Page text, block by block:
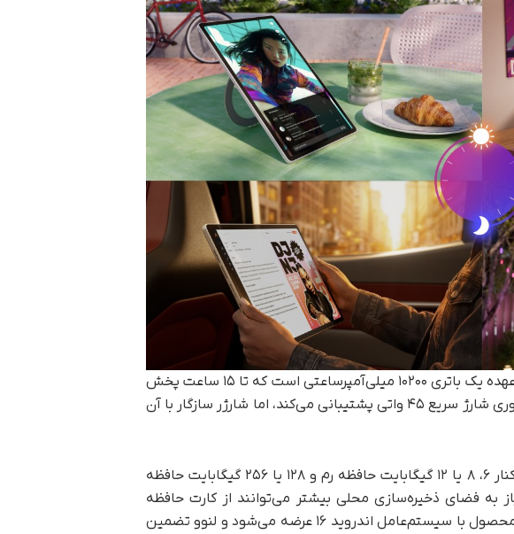
، تامین انرژی این سخت‌افزار بر عهده یک باتری ۱۰۲۰۰ میلی‌آمپرساعتی است که تا ۱۵ ساعت پخش
مداوم ویدیو در یوتیوب دوام می‌آورد. این تبلت از فناوری شارژ سریع ۴۵ واتی پشتیبانی می‌کند، اما شارژر سازگار با آن
لنوو در بخش پردازشی از تراشه دایمنسیتی ۷۴۰۰ در کنار ۶، ۸ یا ۱۲ گیگابایت حافظه رم و ۱۲۸ یا ۲۵۶ گیگابایت حافظه
به فضای ذخیره‌سازی محلی بیشتر می‌توانند از کارت حافظه
میکرو اس‌دی تا ظرفیت ۲ ترابایت استفاده کنند. این محصول با سیستم‌عامل اندروید ۱۶ عرضه می‌شود و لنوو تضمین